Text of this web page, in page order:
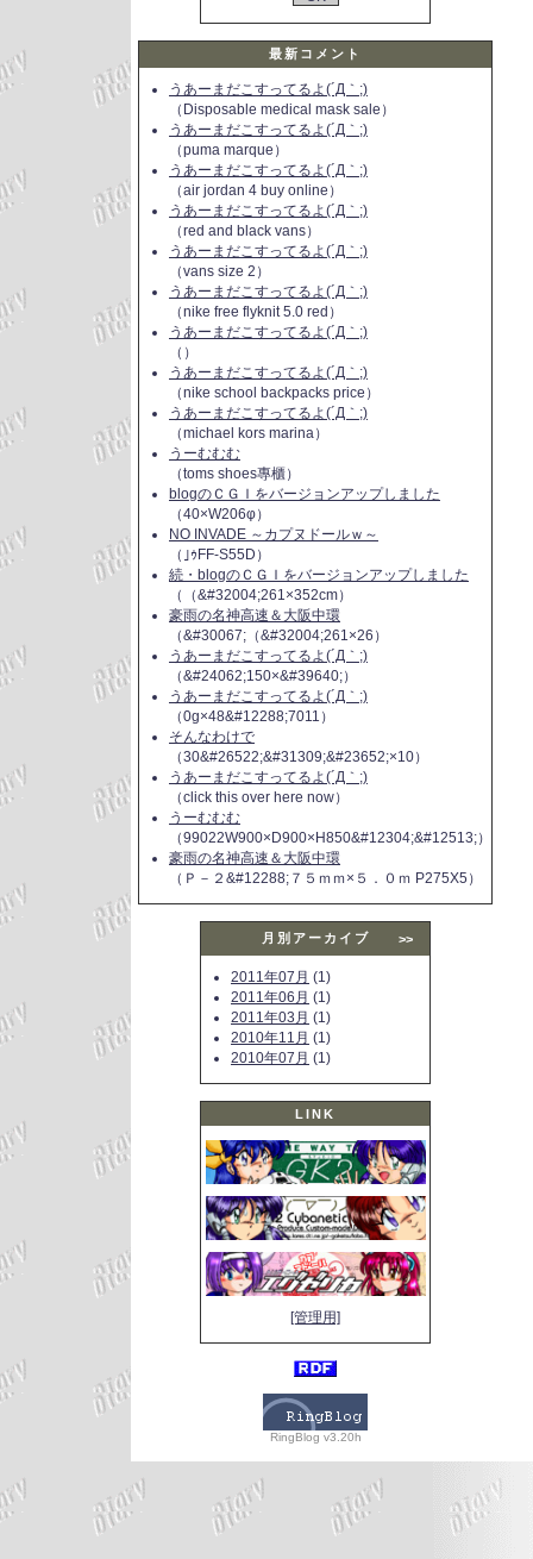
最新コメント
うあーまだこすってるよ(´Д｀;)
（Disposable medical mask sale）
うあーまだこすってるよ(´Д｀;)
（puma marque）
うあーまだこすってるよ(´Д｀;)
（air jordan 4 buy online）
うあーまだこすってるよ(´Д｀;)
（red and black vans）
うあーまだこすってるよ(´Д｀;)
（vans size 2）
うあーまだこすってるよ(´Д｀;)
（nike free flyknit 5.0 red）
うあーまだこすってるよ(´Д｀;)
（）
うあーまだこすってるよ(´Д｀;)
（nike school backpacks price）
うあーまだこすってるよ(´Д｀;)
（michael kors marina）
うーむむむ
（toms shoes專櫃）
blogのＣＧＩをバージョンアップしました
（40×W206φ）
NO INVADE ～カプヌドールｗ～
（｣ｩFF-S55D）
続・blogのＣＧＩをバージョンアップしました
（（&#32004;261×352cm）
豪雨の名神高速＆大阪中環
（&#30067;（&#32004;261×26）
うあーまだこすってるよ(´Д｀;)
（&#24062;150×&#39640;）
うあーまだこすってるよ(´Д｀;)
（0g×48&#12288;7011）
そんなわけで
（30&#26522;&#31309;&#23652;×10）
うあーまだこすってるよ(´Д｀;)
（click this over here now）
うーむむむ
（99022W900×D900×H850&#12304;&#12513;）
豪雨の名神高速＆大阪中環
（Ｐ－２&#12288;７５ｍｍ×５．０ｍ P275X5）
月別アーカイブ >>
2011年07月 (1)
2011年06月 (1)
2011年03月 (1)
2010年11月 (1)
2010年07月 (1)
LINK
[管理用]
RingBlog v3.20h